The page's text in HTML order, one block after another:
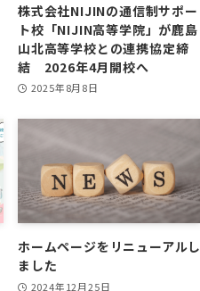
株式会社NIJINの通信制サポー
ト校「NIJIN高等学院」が鹿島
山北高等学校との連携協定締
結 2026年4月開校へ
2025年8月8日
ホームページをリニューアルし
ました
2024年12月25日